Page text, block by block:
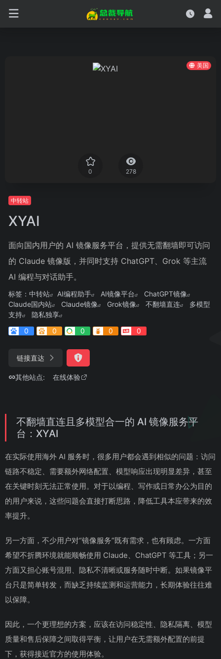
美国
0 278
中转站
XYAI
面向国内用户的 AI 镜像服务平台，提供无需翻墙即可访问
的 Claude 镜像版，并同时支持 ChatGPT、Grok 等主流
AI 编程与对话助手。
标签： 中转站 AI编程助手 AI镜像平台
ChatGPT镜像
Claude国内站
Claude镜像 Grok镜像 不翻墙直连
多模型
支持
隐私独享
0
0 0 0 0
链接直达
其他站点: 在线体验
不翻墙直连且多模型合一的 AI 镜像服务平
台：XYAI
在实际使用海外 AI 服务时，很多用户都会遇到相似的问题：访问
链路不稳定、需要额外网络配置、模型响应出现明显差异，甚至
在关键时刻无法正常使用。对于以编程、写作或日常办公为目的
的用户来说，这些问题会直接打断思路，降低工具本应带来的效
率提升。
另一方面，不少用户对“镜像服务”既有需求，也有顾虑。一方面
希望不折腾环境就能顺畅使用 Claude、ChatGPT 等工具；另一
方面又担心账号混用、隐私不清晰或服务随时中断。如果镜像平
台只是简单转发，而缺乏持续监测和运营能力，长期体验往往难
以保障。
因此，一个更理想的方案，应该在访问稳定性、隐私隔离、模型
质量和售后保障之间取得平衡，让用户在无需额外配置的前提
下，获得接近官方的使用体验。